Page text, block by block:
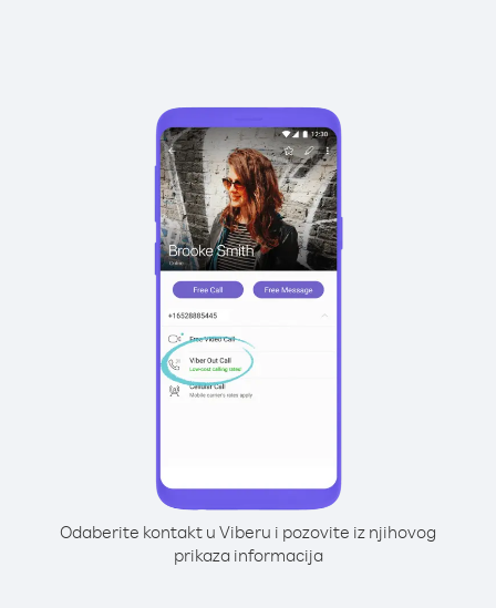
Odaberite kontakt u Viberu i pozovite iz njihovog
prikaza informacija